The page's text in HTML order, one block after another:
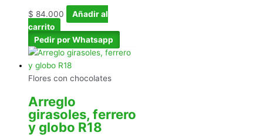
$ 84.000
Añadir al
carrito
Pedir por Whatsapp
Flores con chocolates
Arreglo
girasoles, ferrero
y globo R18